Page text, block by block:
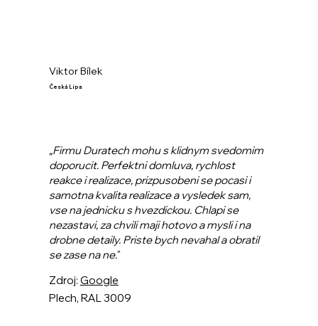
Viktor Bílek
​Česká Lípa
„Firmu Duratech mohu s klidnym svedomim
doporucit. Perfektni domluva, rychlost
reakce i realizace, prizpusobeni se pocasi i
samotna kvalita realizace a vysledek sam,
vse na jednicku s hvezdickou. Chlapi se
nezastavi, za chvili maji hotovo a mysli i na
drobne detaily. Priste bych nevahal a obratil
se zase na ne."
Plech, RAL 3009
Zdroj: Google